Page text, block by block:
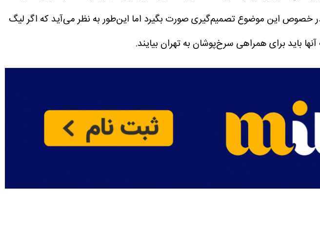
خصوص این موضوع تصمیم‌گیری صورت بگیرد اما این‌طور به نظر می‌آید که اگر لیگ
باید برای همراهی سرخ‌پوشان به تهران بیایند.